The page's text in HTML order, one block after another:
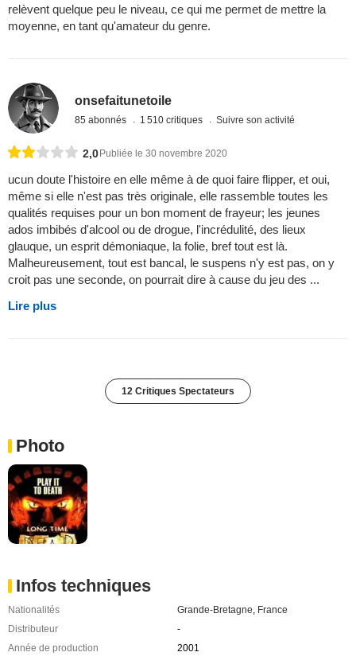
relèvent quelque peu le niveau, ce qui me permet de mettre la
moyenne, en tant qu'amateur du genre.
onsefaitunetoile
85 abonnés 1 510 critiques Suivre son activité
2,0 Publiée le 30 novembre 2020
ucun doute l'histoire en elle même à de quoi faire flipper, et oui,
même si elle n'est pas très originale, elle rassemble toutes les
qualités requises pour un bon moment de frayeur; les jeunes
ados imbibés d'alcool ou de drogue, l'incrédulité, des lieux
glauque, un esprit démoniaque, la folie, bref tout est là.
Malheureusement, tout est bancal, le suspens n'y est pas, on y
croit pas une seconde, on pourrait dire à cause du jeu des ...
Lire plus
12 Critiques Spectateurs
Photo
Infos techniques
Nationalités Grande-Bretagne France
Distributeur
-
Année de production
2001